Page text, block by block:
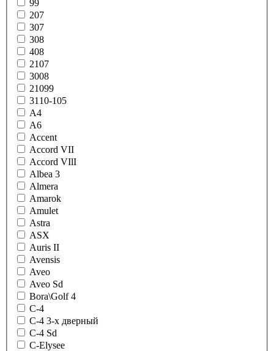
99
207
307
308
408
2107
3008
21099
3110-105
A4
A6
Accent
Accord VII
Accord VIlI
Albea 3
Almera
Amarok
Amulet
Astra
ASX
Auris II
Avensis
Aveo
Aveo Sd
Bora\Golf 4
C-4
C-4 3-х дверный
C-4 Sd
C-Elysee